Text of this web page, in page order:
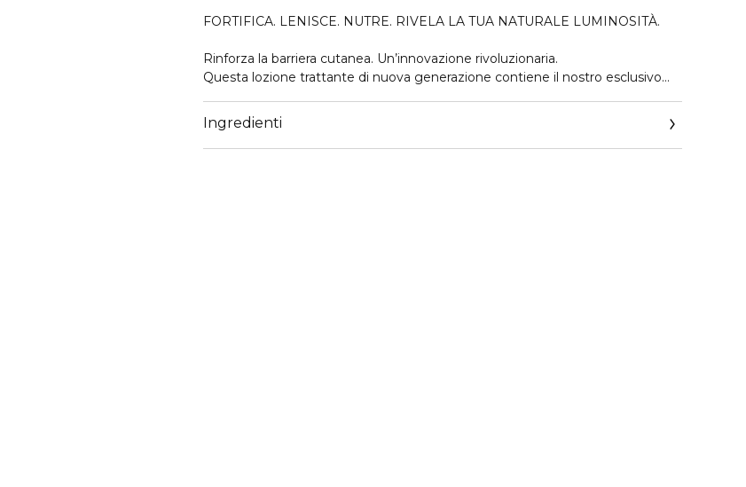
FORTIFICA. LENISCE. NUTRE. RIVELA LA TUA NATURALE LUMINOSITÀ.
Rinforza la barriera cutanea. Un’innovazione rivoluzionaria.
Questa lozione trattante di nuova generazione contiene il nostro esclusivo
attivo. Agisce sulla barriera cutanea – la sua forza innata e la sua stabilità
naturale. Aiuta la pelle a resistere contro gli attacchi degli aggressori esterni.
Aiuta a trattenere l’idratazione e a lenire, minimizzando l’aspetto di rossori. La
Ingredienti